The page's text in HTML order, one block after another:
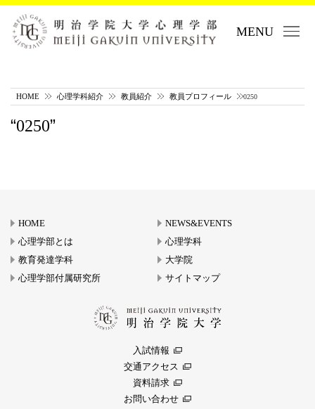
MENU
HOME 心理学科紹介 教員紹介 教員プロフィール 0250
0250
HOME
NEWS&EVENTS
心理学部とは
心理学科
教育発達学科
大学院
心理学部付属研究所
サイトマップ
入試情報
交通アクセス
資料請求
お問い合わせ